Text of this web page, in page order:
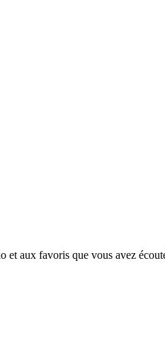
et aux favoris que vous avez